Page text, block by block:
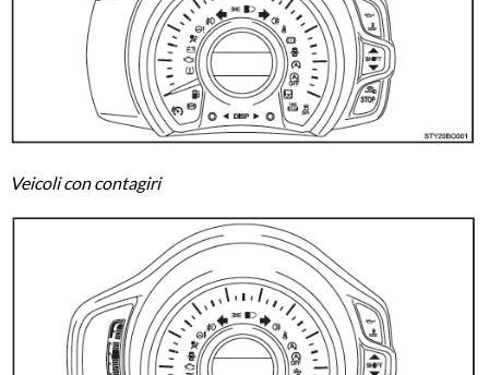
Veicoli con contagiri